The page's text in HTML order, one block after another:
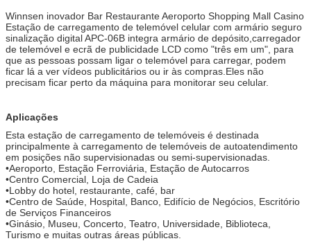
Winnsen inovador Bar Restaurante Aeroporto Shopping Mall Casino
Estação de carregamento de telemóvel celular com armário seguro
sinalização digital APC-06B integra armário de depósito,carregador
de telemóvel e ecrã de publicidade LCD como "três em um", para
que as pessoas possam ligar o telemóvel para carregar, podem
ficar lá a ver vídeos publicitários ou ir às compras.Eles não
precisam ficar perto da máquina para monitorar seu celular.
Aplicações
Esta estação de carregamento de telemóveis é destinada
principalmente à carregamento de telemóveis de autoatendimento
em posições não supervisionadas ou semi-supervisionadas.
•Aeroporto, Estação Ferroviária, Estação de Autocarros
•Centro Comercial, Loja de Cadeia
•Lobby do hotel, restaurante, café, bar
•Centro de Saúde, Hospital, Banco, Edifício de Negócios, Escritório
de Serviços Financeiros
•Ginásio, Museu, Concerto, Teatro, Universidade, Biblioteca,
Turismo e muitas outras áreas públicas.